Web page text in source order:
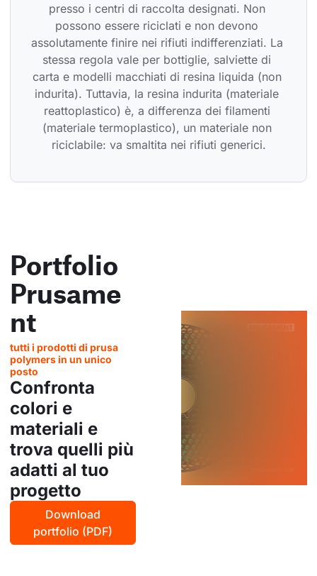
presso i centri di raccolta designati. Non
possono essere riciclati e non devono
assolutamente finire nei rifiuti indifferenziati. La
stessa regola vale per bottiglie, salviette di
carta e modelli macchiati di resina liquida (non
indurita). Tuttavia, la resina indurita (materiale
reattoplastico) è, a differenza dei filamenti
(materiale termoplastico), un materiale non
riciclabile: va smaltita nei rifiuti generici.
Portfolio
Prusame
nt
tutti i prodotti di prusa
polymers in un unico
posto
Confronta
colori e
materiali e
trova quelli più
adatti al tuo
progetto
Download
portfolio (PDF)